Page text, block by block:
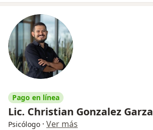
Pago en línea
Lic. Christian Gonzalez Garza
Psicólogo · Ver más